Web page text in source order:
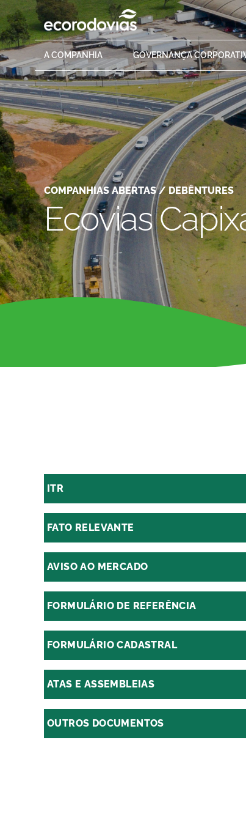
ACOMPANHIA GOVERNANÇA
COMPANHIAS ABERTAS / DEBÊNTURES
Ecovias
ITR
FATO RELEVANTE
AVISO AO MERCADO
FORMULÁRIO DE REFERÊNCIA
FORMULÁRIO CADASTRAL
ATAS E ASSEMBLEIAS
OUTROS DOCUMENTOS